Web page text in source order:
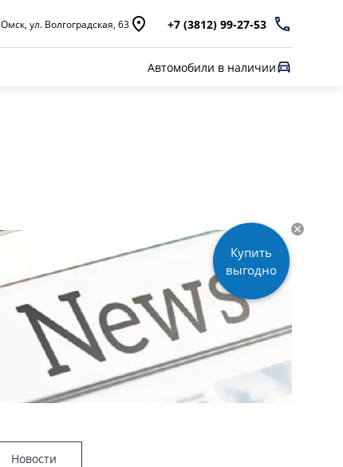
Омск, ул. Волгоградская, 63 +7 (3812) 99-27-53
Автомобили в наличии
Новости
Купить
выгодно